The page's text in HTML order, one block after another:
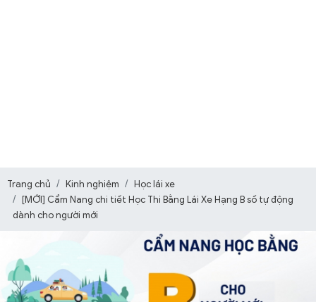
Trang chủ Kinh nghiệm
Học lái xe
[MỚI] Cẩm Nang chi tiết Học Thi Bằng Lái Xe Hạng B số tự động
dành cho người mới